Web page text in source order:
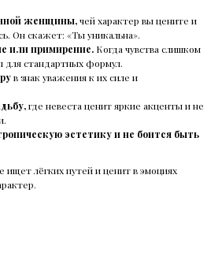
женщины,чей характер вы цените и
Он скажет: «Ты уникальна».
или примирение. Когда чувства слишком
для стандартных формул.
в знак уважения к их силе и
где невеста ценит яркие акценты и не
эстетику и не боится быть
ищет лёгких путей и ценит в эмоциях